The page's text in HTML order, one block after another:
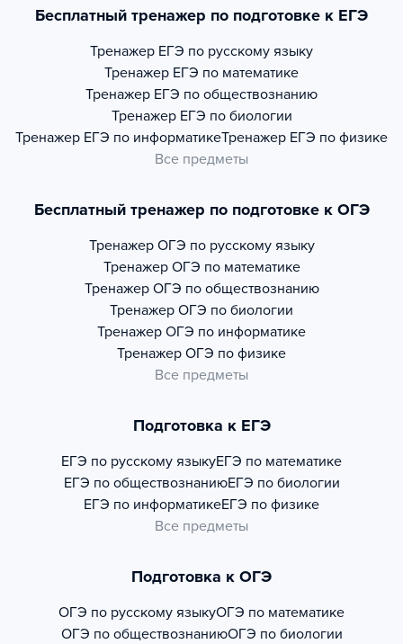
Бесплатный тренажер по подготовке к ЕГЭ
Тренажер ЕГЭ по русскому языку
Тренажер ЕГЭ по математике
Тренажер ЕГЭ по обществознанию
Тренажер ЕГЭ по биологии
Тренажер ЕГЭ по информатикеТренажер ЕГЭ по физике
Все предметы
Бесплатный тренажер по подготовке к ОГЭ
Тренажер ОГЭ по русскому языку
Тренажер ОГЭ по математике
Тренажер ОГЭ по обществознанию
Тренажер ОГЭ по биологии
Тренажер ОГЭ по информатике
Тренажер ОГЭ по физике
Все предметы
Подготовка к ЕГЭ
ЕГЭ по русскому языкуЕГЭ по математике
ЕГЭ по обществознаниюЕГЭ по биологии
ЕГЭ по информатикеЕГЭ по физике
Все предметы
Подготовка к ОГЭ
ОГЭ по русскому языкуОГЭ по математике
ОГЭ по обществознаниюОГЭ по биологии